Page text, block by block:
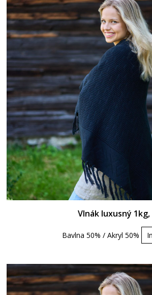
Vlnák luxusný 1kg,
Bavlna 50% / Akryl 50%